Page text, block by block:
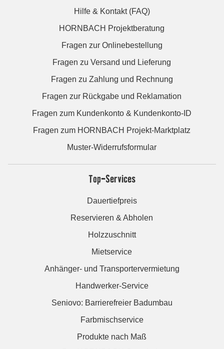
Hilfe & Kontakt (FAQ)
HORNBACH Projektberatung
Fragen zur Onlinebestellung
Fragen zu Versand und Lieferung
Fragen zu Zahlung und Rechnung
Fragen zur Rückgabe und Reklamation
Fragen zum Kundenkonto & Kundenkonto-ID
Fragen zum HORNBACH Projekt-Marktplatz
Muster-Widerrufsformular
Top-Services
Dauertiefpreis
Reservieren & Abholen
Holzzuschnitt
Mietservice
Anhänger- und Transportervermietung
Handwerker-Service
Seniovo: Barrierefreier Badumbau
Farbmischservice
Produkte nach Maß